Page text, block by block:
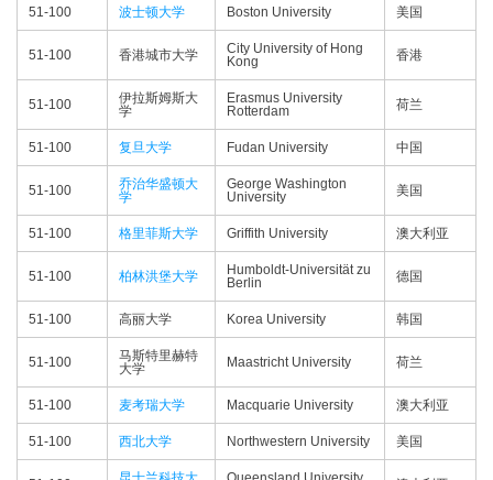
51-100 波士顿大学 Boston University 美国
51-100 香港城市大学
City University of Hong
Kong
香港
51-100
伊拉斯姆斯大
学
Erasmus University
Rotterdam
荷兰
51-100 复旦大学 Fudan University 中国
51-100
乔治华盛顿大
学
George Washington
University
美国
51-100 格里菲斯大学 Griffith University 澳大利亚
51-100 柏林洪堡大学
Humboldt-Universität zu
Berlin
德国
51-100 高丽大学 Korea University 韩国
51-100
马斯特里赫特
大学
Maastricht University 荷兰
51-100 麦考瑞大学 Macquarie University 澳大利亚
51-100 西北大学 Northwestern University 美国